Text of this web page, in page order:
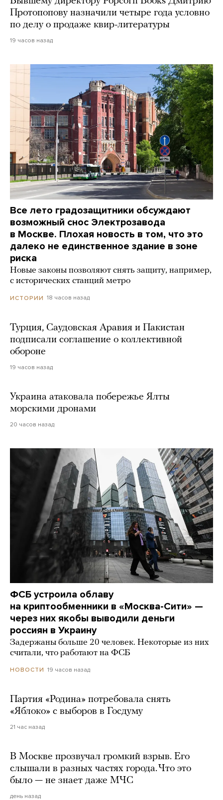
Протопопову назначили четыре года условно
по делу о продаже квир-литературы
19 часов назад
Все лето градозащитники обсуждают
возможный снос Электрозавода
в Москве. Плохая новость в том, что это
далеко не единственное здание в зоне
риска
Новые законы позволяют снять защиту, например,
с исторических станций метро
ИСТОРИИ 18 часов назад
Турция, Саудовская Аравия и Пакистан
подписали соглашение о коллективной
обороне
19 часов назад
Украина атаковала побережье Ялты
морскими дронами
20 часов назад
ФСБ устроила облаву
на криптообменники в «Москва-Сити» —
через них якобы выводили деньги
россиян в Украину
Задержаны больше 20 человек. Некоторые из них
считали, что работают на ФСБ
НОВОСТИ 19 часов назад
Партия «Родина» потребовала снять
«Яблоко» с выборов в Госдуму
21 час назад
В Москве прозвучал громкий взрыв. Его
слышали в разных частях города. Что это
было — не знает даже МЧС
день назад